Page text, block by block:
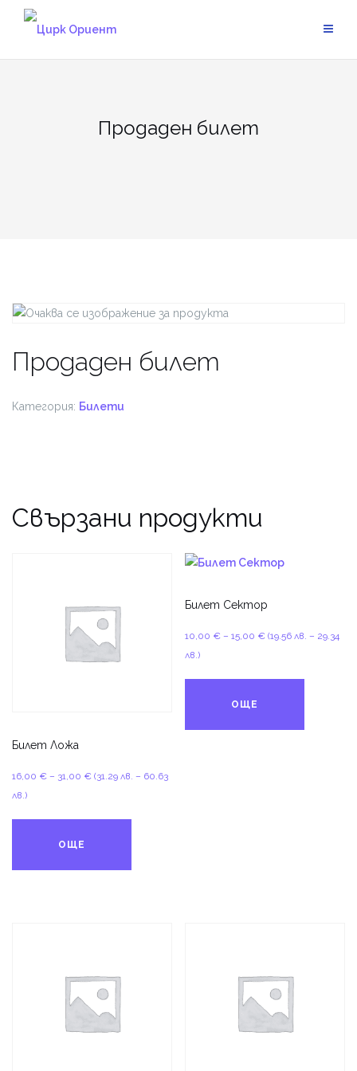
Продаден билет
Продаден билет
Категория: Билети
Свързани продукти
Билет Ложа
16,00 € – 31,00 €Price
(31.29 лв. – 60.63
лв.)
ОЩЕ
Билет Сектор
10,00 € – 15,00 €Price
(19.56 лв. – 29.34
лв.)
ОЩЕ